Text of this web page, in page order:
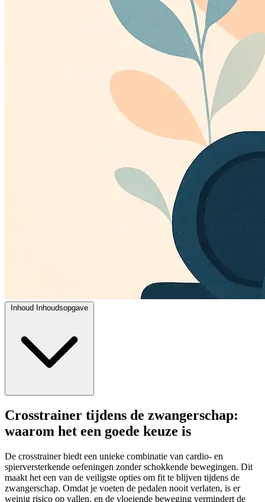
Inhoud Inhoudsopgave
Crosstrainer tijdens de zwangerschap:
waarom het een goede keuze is
De crosstrainer biedt een unieke combinatie van cardio- en
spierversterkende oefeningen zonder schokkende bewegingen. Dit
maakt het een van de veiligste opties om fit te blijven tijdens de
zwangerschap. Omdat je voeten de pedalen nooit verlaten, is er
weinig risico op vallen, en de vloeiende beweging vermindert de